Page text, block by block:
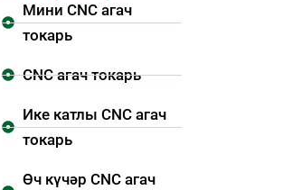
Мини CNC агач
токарь
CNC агач токарь
Ике катлы CNC агач
токарь
Өч күчәр CNC агач